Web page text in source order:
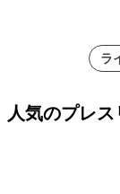
ラ
人気のプレス